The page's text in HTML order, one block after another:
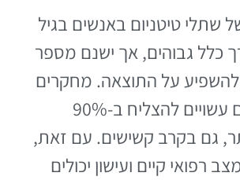
שתלי טיטניום באנשים בגיל
כלל גבוהים, אך ישנם מספר
להשפיע על התוצאה. מחקרים
מראים כי שתלים עשויים להצליח ב-90%
גם בקרב קשישים. עם זאת,
רפואי קיים ועישון יכולים